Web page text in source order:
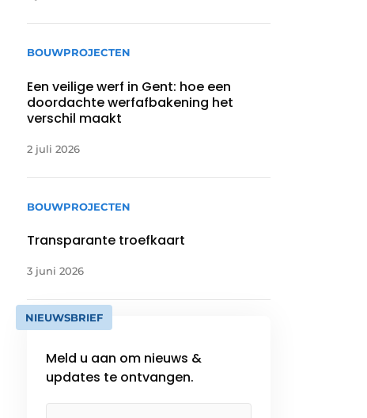
BOUWPROJECTEN
Een veilige werf in Gent: hoe een
doordachte werfafbakening het
verschil maakt
2 juli 2026
BOUWPROJECTEN
Transparante troefkaart
3 juni 2026
NIEUWSBRIEF
Meld u aan om nieuws &
updates te ontvangen.